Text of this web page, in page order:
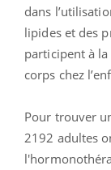
dans
lipides et des
participent à
corps chez
Pour trouver
2192 adultes